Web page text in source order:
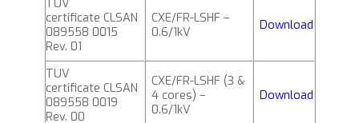
TUV
certificate CLSAN
089558 0015
Rev. 01
CXE/FR-LSHF –
0.6/1kV
Download
TUV
certificate CLSAN
089558 0019
Rev. 00
CXE/FR-LSHF (3 &
4 cores) –
0.6/1kV
Download